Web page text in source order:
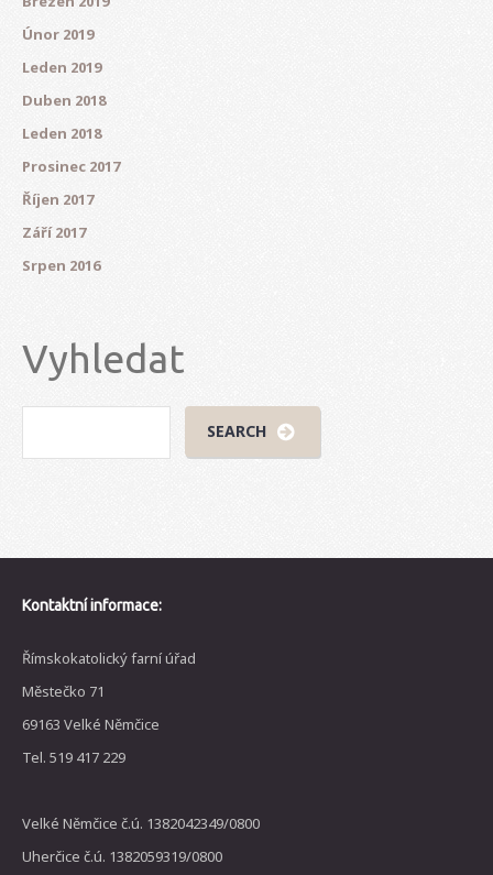
Únor 2019
Leden 2019
Duben 2018
Leden 2018
Prosinec 2017
Říjen 2017
Září 2017
Srpen 2016
Vyhledat
Kontaktní informace:
Římskokatolický farní úřad
Městečko 71
69163 Velké Němčice
Tel. 519 417 229
Velké Němčice č.ú. 1382042349/0800
Uherčice č.ú. 1382059319/0800